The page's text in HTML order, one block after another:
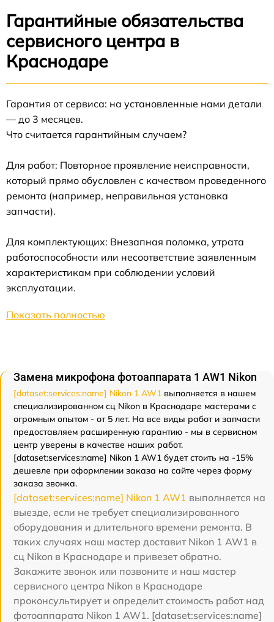
Гарантийные обязательства
сервисного центра в
Краснодаре
Гарантия от сервиса: на установленные нами детали
— до 3 месяцев.
Что считается гарантийным случаем?
Для работ: Повторное проявление неисправности,
который прямо обусловлен с качеством проведенного
ремонта (например, неправильная установка
запчасти).
Для комплектующих: Внезапная поломка, утрата
работоспособности или несоответствие заявленным
характеристикам при соблюдении условий
эксплуатации.
Показать полностью
Замена микрофона фотоаппарата 1 AW1 Nikon
[dataset:services:name] Nikon 1 AW1 выполняется в нашем
специализированном сц Nikon в Краснодаре мастерами с
огромным опытом - от 5 лет. На все виды работ и запчасти
предоставляем расширенную гарантию - мы в сервисном
центр уверены в качестве наших работ.
[dataset:services:name] Nikon 1 AW1 будет стоить на -15%
дешевле при оформлении заказа на сайте через форму
заказа звонка.
[dataset:services:name] Nikon 1 AW1 выполняется на
выезде, если не требует специализированного
оборудования и длительного времени ремонта. В
таких случаях наш мастер доставит Nikon 1 AW1 в
сц Nikon в Краснодаре и привезет обратно.
Закажите звонок или позвоните и наш мастер
сервисного центра Nikon в Краснодаре
проконсультирует и определит стоимость работ над
фотоаппарата Nikon 1 AW1. [dataset:services:name]